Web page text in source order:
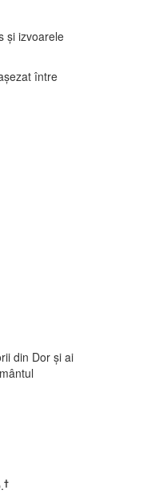
şi izvoarele
între
din Dor şi ai
†